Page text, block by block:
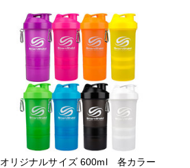
オリジナルサイズ 600ml 各カラー